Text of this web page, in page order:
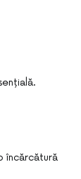
încărcătură